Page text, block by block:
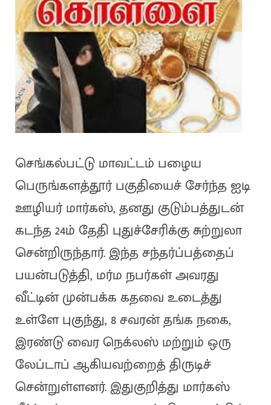
செங்கல்பட்டு மாவட்டம் பழைய
பெருங்களத்தூர் பகுதியைச் சேர்ந்த ஐடி
ஊழியர் மார்கஸ், தனது குடும்பத்துடன்
கடந்த 24ம் தேதி புதுச்சேரிக்கு சுற்றுலா
சென்றிருந்தார். இந்த சந்தர்ப்பத்தைப்
பயன்படுத்தி, மர்ம நபர்கள் அவரது
வீட்டின் முன்பக்க கதவை உடைத்து
உள்ளே புகுந்து, 8 சவரன் தங்க நகை,
இரண்டு வைர நெக்லஸ் மற்றும் ஒரு
லேப்டாப் ஆகியவற்றைத் திருடிச்
சென்றுள்ளனர். இதுகுறித்து மார்கஸ்